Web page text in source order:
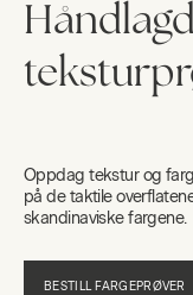
Oppdag tekstur og
på de taktile
skandinaviske fargene.
BESTILL FARGEPRØVER